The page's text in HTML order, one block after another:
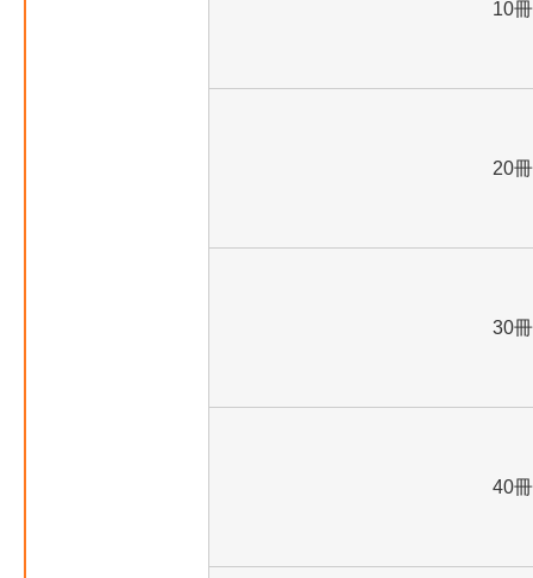
10冊
20冊
30冊
40冊